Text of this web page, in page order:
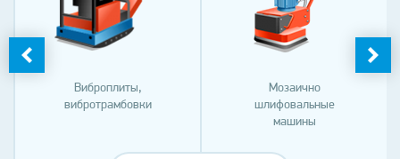
Виброплиты,
вибротрамбовки
Мозаично
шлифовальные
машины